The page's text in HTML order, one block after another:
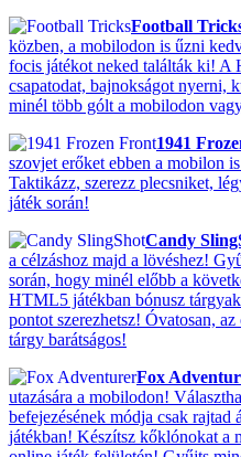
Football
közben, a mobilodon is űzni
focis játékot neked találták ki!
csapatodat, bajnokságot nyerni,
minél több gólt a mobilodon
1941
szovjet erőket ebben a mobilon
Taktikázz, szerezz plecsniket,
játék során!
Candy
a célzáshoz majd a lövéshez!
során, hogy minél előbb a
HTML5 játékban bónusz
pontot szerezhetsz! Óvatosan,
tárgy barátságos!
Fox
utazására a mobilodon!
befejezésének módja csak
játékban! Készítsz kőklónokat a